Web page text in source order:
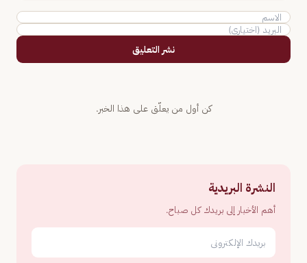
نشر التعليق
كن أول من يعلّق على هذا الخبر.
النشرة البريدية
أهم الأخبار إلى بريدك كل صباح.